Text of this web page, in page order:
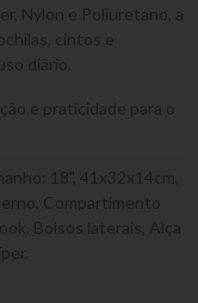
Nylon e Poliuretano, a
cintos e
diário.
e praticidade para o
18", 41x32x14cm,
Compartimento
Bolsos laterais, Alça